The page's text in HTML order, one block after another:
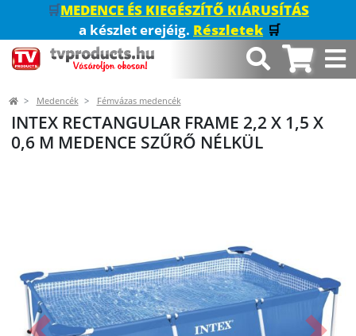
🛒MEDENCE ÉS KIEGÉSZÍTŐ KIÁRUSÍTÁS
a készlet erejéig. Részletek 🛒
Medencék Fémvázas medencék
INTEX RECTANGULAR FRAME 2,2 X 1,5 X
0,6 M MEDENCE SZŰRŐ NÉLKÜL